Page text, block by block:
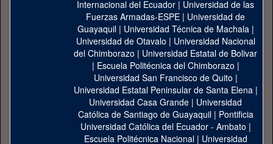
Internacional del Ecuador | Universidad de las
Fuerzas Armadas-ESPE | Universidad de
Guayaquil| Universidad Técnica de Machala|
Universidad de Otavalo | Universidad Nacional
del Chimborazo | Universidad Estatal de Bolivar
| Escuela Politécnica del Chimborazo |
Universidad San Francisco de Quito |
Universidad Estatal Peninsular de Santa Elena|
Universidad Casa Grande | Universidad
Católica de Santiago de Guayaquil| Pontificia
Universidad Católica del Ecuador - Ambato |
Escuela Politécnica Nacional| Universidad